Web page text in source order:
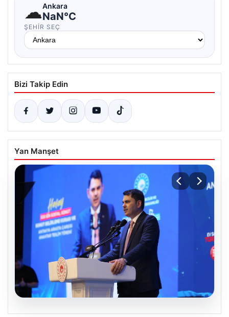
☁Ankara
NaN°C
ŞEHIR SEÇ
Bizi Takip Edin
Yan Manşet